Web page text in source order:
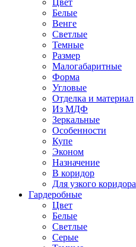
Цвет
Белые
Венге
Светлые
Темные
Размер
Малогабаритные
Форма
Угловые
Отделка и материал
Из МДФ
Зеркальные
Особенности
Купе
Эконом
Назначение
В коридор
Для узкого коридора
Гардеробные
Цвет
Белые
Светлые
Серые